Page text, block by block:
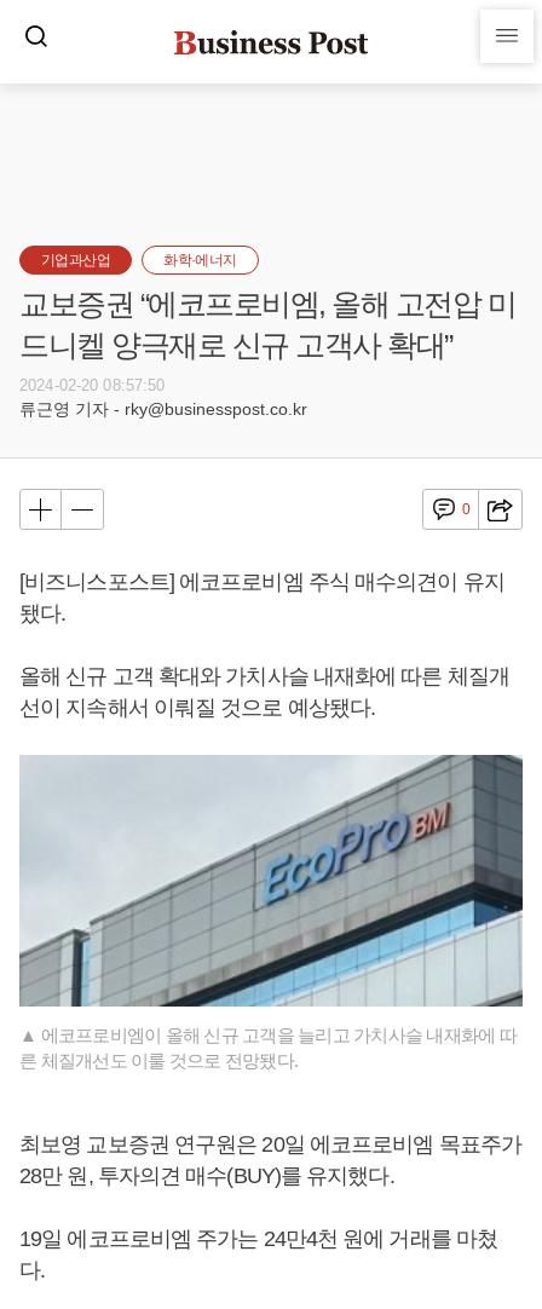
기업과산업 화학·에너지
교보증권 “에코프로비엠, 올해 고전압 미
드니켈 양극재로 신규 고객사 확대”
2024-02-20 08:57:50
류근영 기자 - rky@businesspost.co.kr
0
[비즈니스포스트] 에코프로비엠 주식 매수의견이 유지
됐다.
올해 신규 고객 확대와 가치사슬 내재화에 따른 체질개
선이 지속해서 이뤄질 것으로 예상됐다.
▲ 에코프로비엠이 올해 신규 고객을 늘리고 가치사슬 내재화에 따
른 체질개선도 이룰 것으로 전망됐다.
최보영 교보증권 연구원은 20일 에코프로비엠 목표주가
28만 원, 투자의견 매수(BUY)를 유지했다.
19일 에코프로비엠 주가는 24만4천 원에 거래를 마쳤
다.